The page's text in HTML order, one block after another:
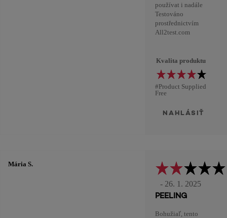
používat i nadále
Testováno
prostřednictvím
All2test.com
Kvalita produktu
#Product Supplied
Free
NAHLÁSIŤ
Mária S.
- 26. 1. 2025
PEELING
Bohužiaľ, tento